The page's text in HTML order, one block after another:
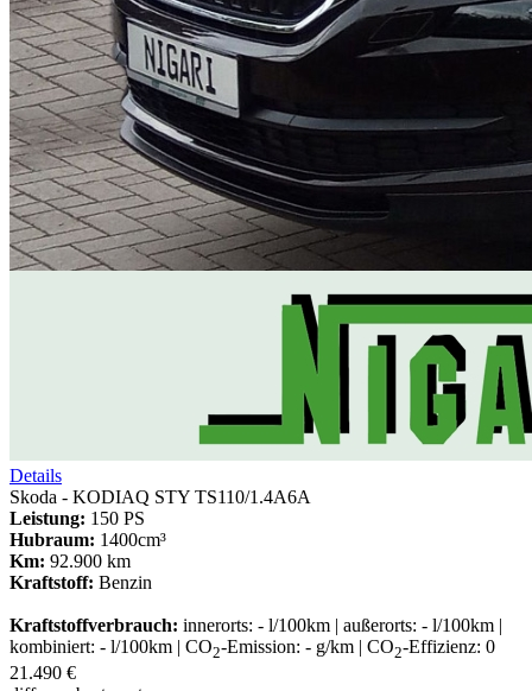
Details
Skoda - KODIAQ STY TS110/1.4A6A
Leistung: 150 PS
Hubraum: 1400cm³
Km: 92.900 km
Kraftstoff: Benzin
Kraftstoffverbrauch: innerorts: - l/100km | außerorts: - l/100km |
kombiniert: - l/100km | CO2-Emission: - g/km | CO2-Effizienz: 0
21.490 €